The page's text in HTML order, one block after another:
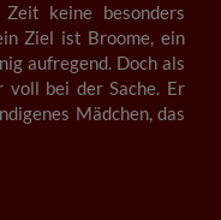
keine besonders
Ziel ist Broome, ein
aufregend. Doch als
bei der Sache. Er
Mädchen, das